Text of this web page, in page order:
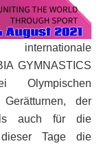
GYMNASTICS
Olympischen
der
als auch für die
Tage die